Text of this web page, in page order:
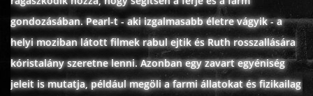
ÉLŐ ADÁSOK (LIVE)
SOROZAT
gondozásában. Pearl-t - aki izgalmasabb életre vágyik - a
helyi moziban látott filmek rabul ejtik és Ruth rosszallására
kóristalány szeretne lenni. Azonban egy zavart egyéniség
jeleit is mutatja, például megöli a farmi állatokat és fizikailag